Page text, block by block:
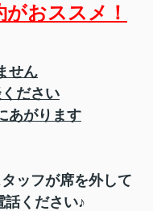
おススメ！
せん
ださい
あがります
ッフが席を外して
話ください♪